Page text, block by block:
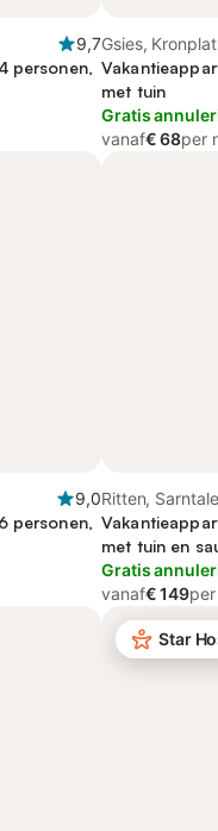
9,7
personen,
Gsies,
met tuin
Gratis
vanaf€ 68per
9,0
personen,
Ritten,
met tuin en
Gratis
vanaf€ 149
Star